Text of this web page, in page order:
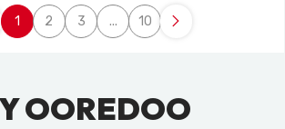
Page
1 Page
2 Page
3 ...Pages intermédiaires Utilisez
Page
10
OOREDOO